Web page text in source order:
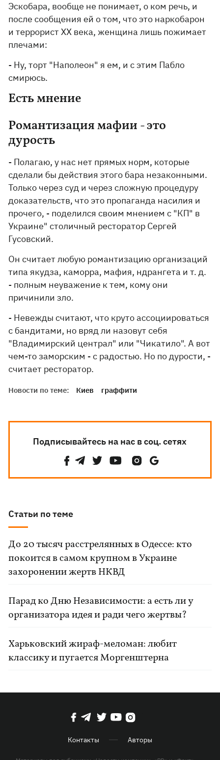
Эскобара, вообще не понимает, о ком речь, и
после сообщения ей о том, что это наркобарон
и террорист XX века, женщина лишь пожимает
плечами:
- Ну, торт "Наполеон" я ем, и с этим Пабло
смирюсь.
Есть мнение
Романтизация мафии - это
дурость
- Полагаю, у нас нет прямых норм, которые
сделали бы действия этого бара незаконными.
Только через суд и через сложную процедуру
доказательств, что это пропаганда насилия и
прочего, - поделился своим мнением с "КП" в
Украине" столичный ресторатор Сергей
Гусовский.
Он считает любую романтизацию организаций
типа якудза, каморра, мафия, ндрангета и т. д.
- полным неуважение к тем, кому они
причинили зло.
- Невежды считают, что круто ассоциироваться
с бандитами, но вряд ли назовут себя
"Владимирский централ" или "Чикатило". А вот
чем-то заморским - с радостью. Но по дурости, -
считает ресторатор.
Новости по теме: Киев граффити
Подписывайтесь на нас в соц. сетях
Статьи по теме
До 20 тысяч расстрелянных в Одессе: кто
покоится в самом крупном в Украине
захоронении жертв НКВД
Парад ко Дню Независимости: а есть ли у
организатора идея и ради чего жертвы?
Харьковский жираф-меломан: любит
классику и пугается Моргенштерна
Контакты Авторы